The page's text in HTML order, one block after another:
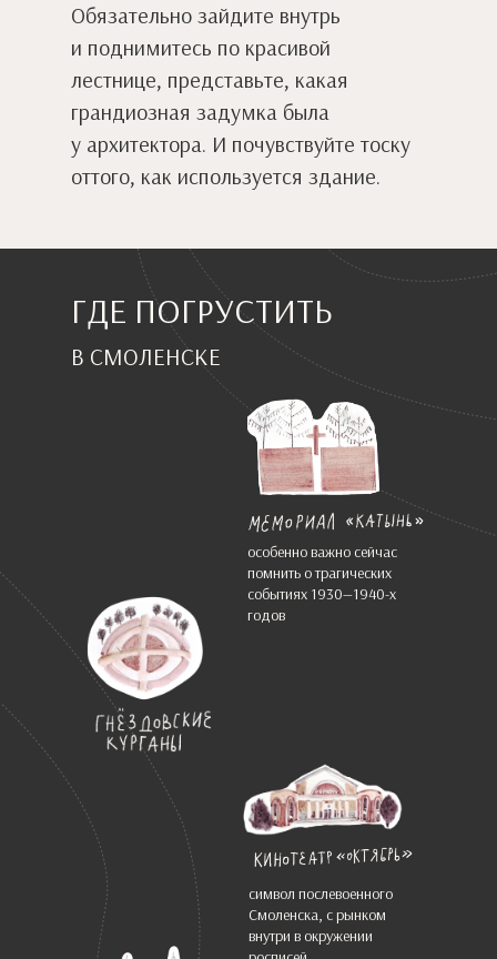
Обязательно зайдите внутрь
и поднимитесь по красивой
лестнице, представьте, какая
грандиозная задумка была
у архитектора. И почувствуйте тоску
оттого, как используется здание.
ГДЕ ПОГРУСТИТЬ
В СМОЛЕНСКЕ
особенно важно сейчас
помнить о трагических
событиях 1930—1940-х
годов
символ послевоенного
Смоленска, с рынком
внутри в окружении